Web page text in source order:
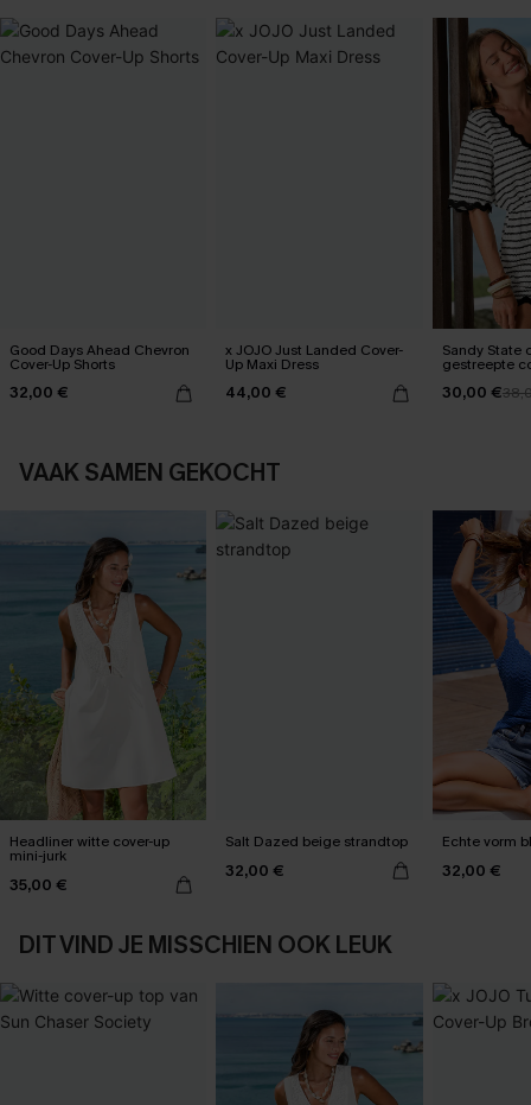
Good Days Ahead Chevron
Cover-Up Shorts
32,00 €
x JOJO Just Landed Cover-
Up Maxi Dress
44,00 €
Sandy State
gestreepte
30,00 €
VAAK SAMEN GEKOCHT
Headliner witte cover-up
mini-jurk
35,00 €
Salt Dazed beige strandtop
32,00 €
Echte vorm
32,00 €
DIT VIND JE MISSCHIEN OOK LEUK